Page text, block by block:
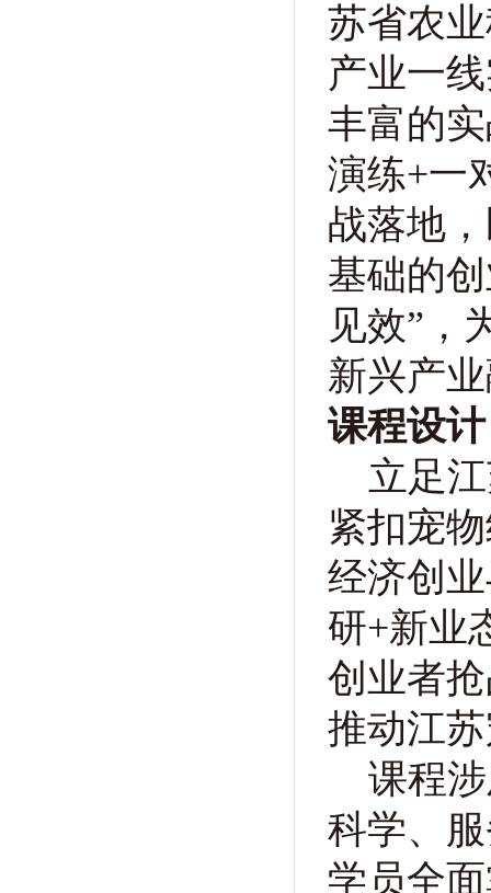
苏省农
产业一
丰富的
演练+一
战落地
基础的
见效”，
新兴产
课程设计
立足
紧扣宠
经济创
研+新业
创业者
推动江
课程
科学、
学员全